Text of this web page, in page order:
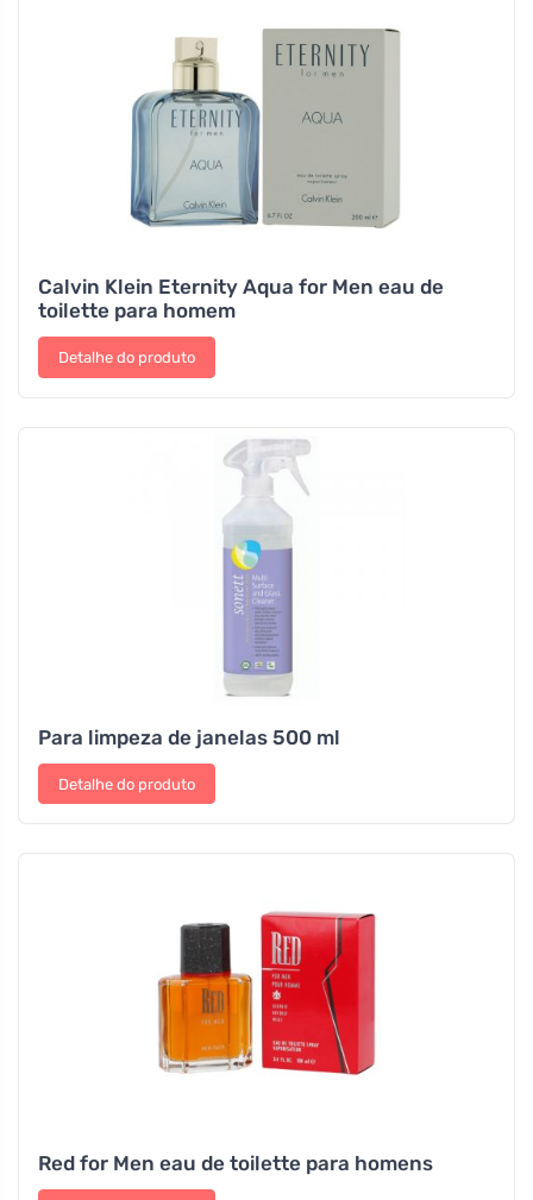
Calvin Klein Eternity Aqua for Men eau de
toilette para homem
Detalhe do produto
Para limpeza de janelas 500 ml
Detalhe do produto
Red for Men eau de toilette para homens